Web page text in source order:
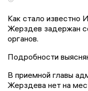
Как стало известно
Жерздев задержан
органов.
Подробности
В приемной главы
Жерздева нет на